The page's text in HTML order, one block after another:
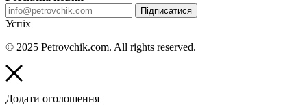
Підписатися
Успіх
© 2025 Petrovchik.com. All rights reserved.
Додати оголошення